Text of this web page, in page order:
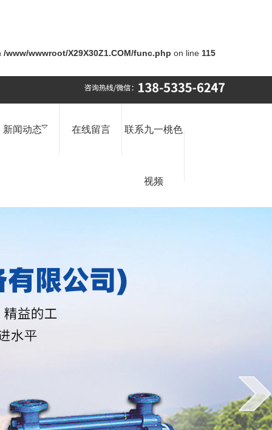
/www/wwwroot/X29X30Z1.COM/func.php on line 115
新闻动态 在线留言 联系九一桃色
视频